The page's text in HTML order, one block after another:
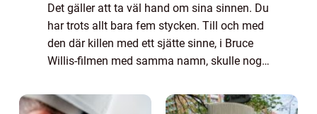
Det gäller att ta väl hand om sina sinnen. Du
har trots allt bara fem stycken. Till och med
den där killen med ett sjätte sinne, i Bruce
Willis-filmen med samma namn, skulle nog
trots att han hade ett extra i br...